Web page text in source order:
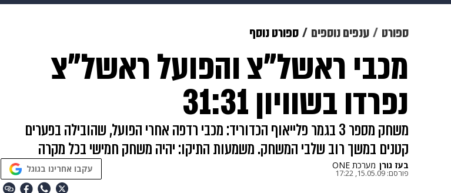
מוזיקה תרבות צבא וביטחון
דיגיטל גאווה ויוה משפט תשעה חודשים מתכונים פרויקטים מיוחדים
ספורט ענפים נוספים ספורט נוסף
מכבי ראשל"צ והפועל ראשל"צ
נפרדו בשוויון 31:31
משחק מספר 3 בגמר פלייאוף הכדוריד: מכבי רדפה אחרי הפועל, שהובילה בפערים
קטנים במשך רוב שלבי המשחק. משמעות התיקו: יהיה משחק חמישי בכל מקרה
בעז גורן מערכת ONE
פורסם: 15.05.09, 17:22 עקבו אחרינו בגוגל